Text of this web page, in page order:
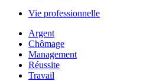
Vie professionnelle
Argent
Chômage
Management
Réussite
Travail